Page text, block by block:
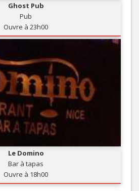
Ghost Pub
Pub
Ouvre à 23h00
Le Domino
Bar à tapas
Ouvre à 18h00